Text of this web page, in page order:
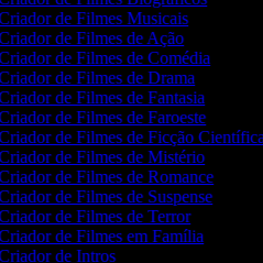
de Filmes Musicais
de Filmes de Ação
de Filmes de Comédia
de Filmes de Drama
de Filmes de Fantasia
de Filmes de Faroeste
de Filmes de Ficção Científica
de Filmes de Mistério
de Filmes de Romance
de Filmes de Suspense
de Filmes de Terror
de Filmes em Família
de Intros